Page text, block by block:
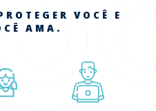
VOCÊ E
AMA.